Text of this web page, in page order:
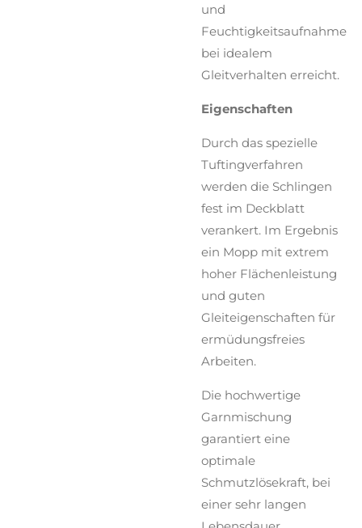
und
Feuchtigkeitsaufnahme
bei idealem
Gleitverhalten erreicht.
Eigenschaften
Durch das spezielle
Tuftingverfahren
werden die Schlingen
fest im Deckblatt
verankert. Im Ergebnis
ein Mopp mit extrem
hoher Flächenleistung
und guten
Gleiteigenschaften für
ermüdungsfreies
Arbeiten.
Die hochwertige
Garnmischung
garantiert eine
optimale
Schmutzlösekraft, bei
einer sehr langen